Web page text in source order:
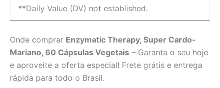
**Daily Value (DV) not established.
Onde comprar Enzymatic Therapy, Super Cardo-
Mariano, 60 Cápsulas Vegetais – Garanta o seu hoje
e aproveite a oferta especial! Frete grátis e entrega
rápida para todo o Brasil.